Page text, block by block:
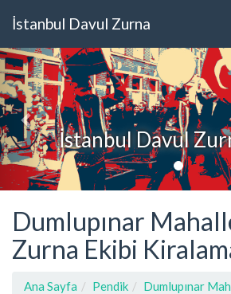
İstanbul Davul Zurna
İstanbul Davul
Dumlupınar
Zurna Ekibi
Ana Sayfa Pendik Dumlupınar